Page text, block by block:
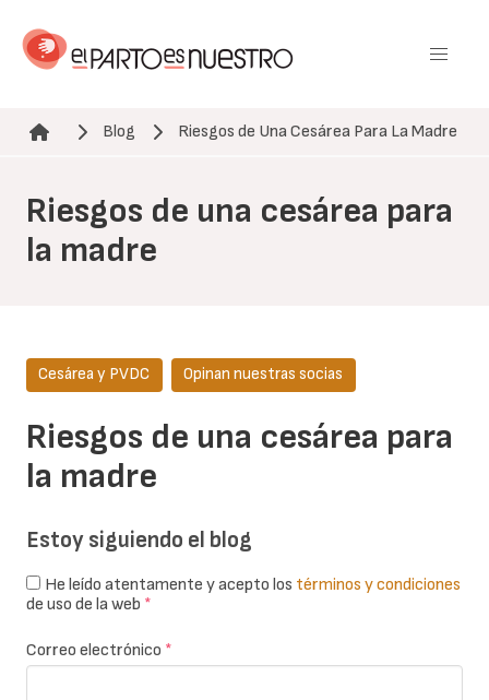
contenido
Ruta de navegación
Blog Riesgos de Una Cesárea Para La Madre
Riesgos de una cesárea para
la madre
Riesgos de una cesárea para
la madre
Cesárea y PVDC Opinan nuestras socias
Estoy siguiendo el blog
He leído atentamente y acepto los términos y condiciones
de uso de la web *
Correo electrónico *